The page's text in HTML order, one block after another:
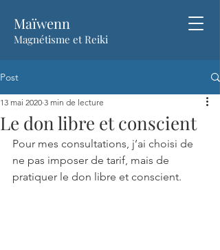
Maïwenn
Magnétisme et Reiki
Post
Le don libre et conscient
13 mai 2020 3 min de lecture
Pour mes consultations, j’ai choisi de
ne pas imposer de tarif, mais de
pratiquer le don libre et conscient.